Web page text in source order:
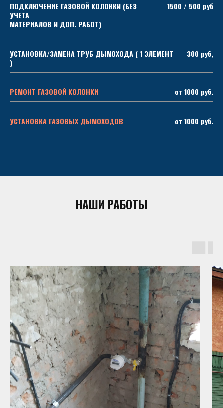
ПОДКЛЮЧЕНИЕ ГАЗОВОЙ КОЛОНКИ (БЕЗ
УЧЕТА
МАТЕРИАЛОВ И ДОП. РАБОТ)
1500 / 500 руб
УСТАНОВКА/ЗАМЕНА ТРУБ ДЫМОХОДА ( 1 ЭЛЕМЕНТ
)
300 руб,
РЕМОНТ ГАЗОВОЙ КОЛОНКИ от 1000 руб.
УСТАНОВКА ГАЗОВЫХ ДЫМОХОДОВ от 1000 руб.
НАШИ РАБОТЫ